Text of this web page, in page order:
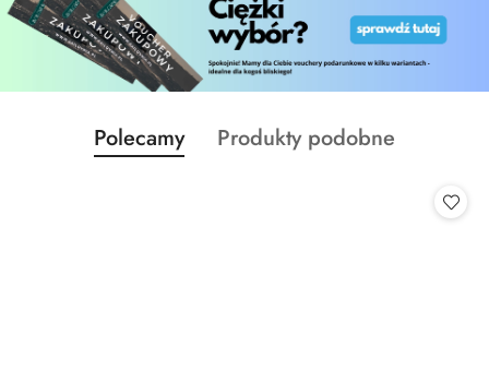
Pomiń karuzelę produktów
Produkty
o
Polecamy
Produkty
Produkty podobne